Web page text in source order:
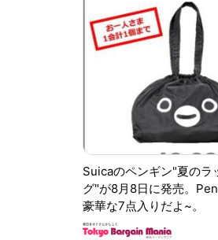
Suicaのペンギン"夏のラ
グ"が8月8日に発売。
豪華な7点入りだよ~。